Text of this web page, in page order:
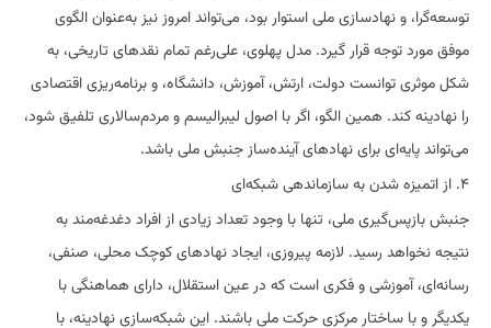
توسعه‌گرا، و نهادسازی ملی استوار بود، می‌تواند امروز نیز به‌عنوان الگوی
موفق مورد توجه قرار گیرد. مدل پهلوی، علی‌رغم تمام نقدهای تاریخی، به
شکل موثری توانست دولت، ارتش، آموزش، دانشگاه، و برنامه‌ریزی اقتصادی
را نهادینه کند. همین الگو، اگر با اصول لیبرالیسم و مردم‌سالاری تلفیق شود،
می‌تواند پایه‌ای برای نهادهای آینده‌ساز جنبش ملی باشد.
۴. از اتمیزه شدن به سازماندهی شبکه‌ای
جنبش بازپس‌گیری ملی، تنها با وجود تعداد زیادی از افراد دغدغه‌مند به
نتیجه نخواهد رسید. لازمه پیروزی، ایجاد نهادهای کوچک محلی، صنفی،
رسانه‌ای، آموزشی و فکری است که در عین استقلال، دارای هماهنگی با
یکدیگر و با ساختار مرکزی حرکت ملی باشند. این شبکه‌سازی نهادینه، با